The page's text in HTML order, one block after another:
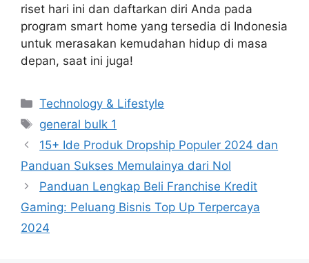
riset hari ini dan daftarkan diri Anda pada
program smart home yang tersedia di Indonesia
untuk merasakan kemudahan hidup di masa
depan, saat ini juga!
Categories
Technology & Lifestyle
Tags
general bulk 1
15+ Ide Produk Dropship Populer 2024 dan
Panduan Sukses Memulainya dari Nol
Panduan Lengkap Beli Franchise Kredit
Gaming: Peluang Bisnis Top Up Terpercaya
2024